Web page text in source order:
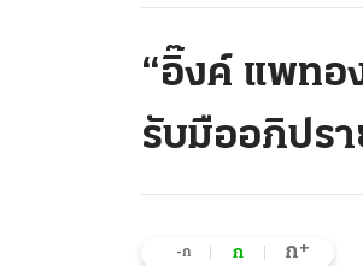
“อิ๊งค์ แพทอ
รับมืออภิปรา
-ก ก ก+